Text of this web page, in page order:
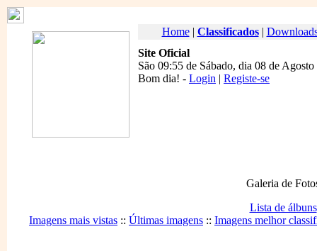
Home| Classificados|
Site Oficial
São 09:55 de Sábado, dia 08 de
Bom dia! - Login | Registe-se
Galeria de
Lista de álbuns
Imagens mais vistas :: Últimas imagens :: Imagens melhor